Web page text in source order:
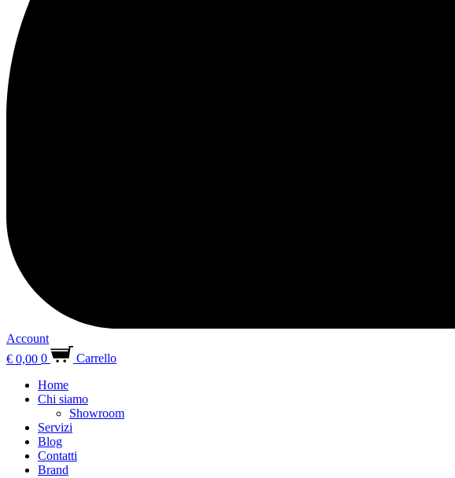
Account
€ 0,00 0
Carrello
Home
Chi siamo
Showroom
Servizi
Blog
Contatti
Brand